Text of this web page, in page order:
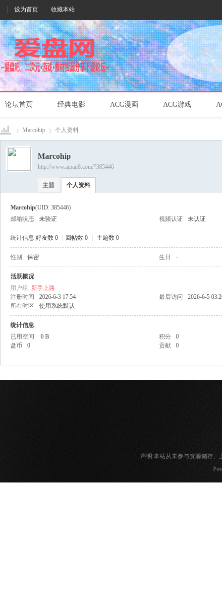
设为首页 收藏本站
论坛首页 经典电影 ACG漫画 ACG游戏
爱盘›
Marcohip 个人资料
Marcohip
http://www.aipan8.com/?385446
主题 个人资料
Marcohip(UID: 385446)
邮箱状态
未验证 视频认证 未认证
统计信息 好友数 0 回帖数 0 主题数 0
性别 保密 生日 -
活跃概况
用户组 新手上路
注册时间
2026-6-3 17:54 最后访问
2026-6-5
所在时区
使用系统默认
统计信息
已用空间
0 B 积分
0
盘币
0 贡献 0
声明:本站从未参与资源储存、